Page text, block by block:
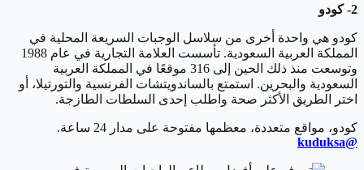
2- كودو
كودو هي واحدة أخرى من سلاسل الوجبات السريعة المحلية في
المملكة العربية السعودية. تأسست العلامة التجارية في عام 1988
وتوسعت منذ ذلك الحين إلى 316 موقعًا في المملكة العربية
السعودية والبحرين. استمتع بالساندويتشات الفرنسية والتورتيلا، أو
اختر الطريق الأكثر صحة واطلب إحدى السلطات الطازجة.
كودو، مواقع متعددة، معظمها مفتوحة على مدار 24 ساعة.
@kuduksa